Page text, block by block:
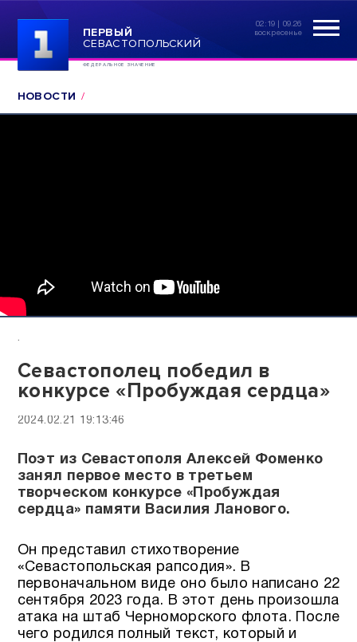
ПЕРВЫЙ
СЕВАСТОПОЛЬСКИЙ
ФЕДЕРАЛЬНОЕ ЗНАЧЕНИЕ
02:19 | 09.26
воскресенье
НОВОСТИ
.
Севастополец победил в
конкурсе «Пробуждая сердца»
2024.02.21 19:13:46
Поэт из Севастополя Алексей Фоменко
занял первое место в третьем
творческом конкурсе «Пробуждая
сердца» памяти Василия Ланового.
Он представил стихотворение
«Севастопольская рапсодия». В
первоначальном виде оно было написано 22
сентября 2023 года. В этот день произошла
атака на штаб Черноморского флота. После
чего родился полный текст, который и